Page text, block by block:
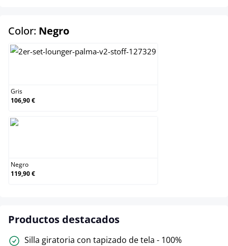
Color: Negroselect
Gris
106,90 €
Negro
119,90 €
Productos destacados
Silla giratoria con tapizado de tela - 100%